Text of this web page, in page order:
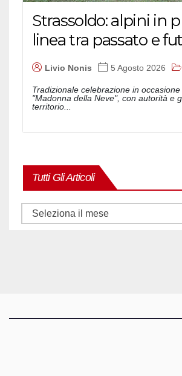
Strassoldo: alpini in
linea tra passato e
Livio Nonis 5 Agosto 2026
Tradizionale celebrazione in occasione
"Madonna della Neve", con autorità e
territorio...
Tutti Gli Articoli
Tutti